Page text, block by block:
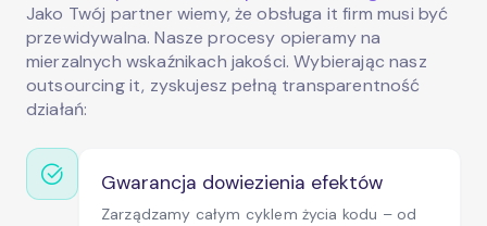
Jako Twój partner wiemy, że obsługa it firm musi być
przewidywalna. Nasze procesy opieramy na
mierzalnych wskaźnikach jakości. Wybierając nasz
outsourcing it, zyskujesz pełną transparentność
działań:
Gwarancja dowiezienia efektów
Zarządzamy całym cyklem życia kodu – od